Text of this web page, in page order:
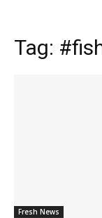
Tag:
Fresh News